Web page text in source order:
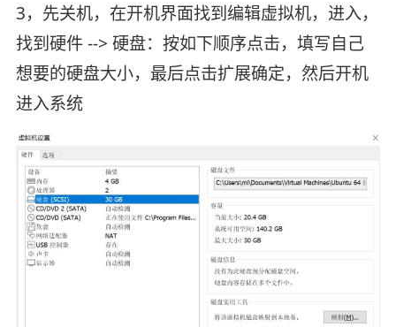
3，先关机，在开机界面找到编辑虚拟机，进入，
找到硬件 --> 硬盘：按如下顺序点击，填写自己
想要的硬盘大小，最后点击扩展确定，然后开机
进入系统